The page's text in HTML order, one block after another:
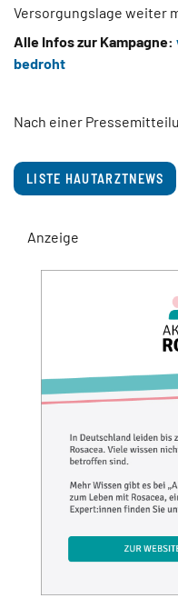
Versorgungslage weiter
Alle Infos zur Kampagne:
bedroht
Nach einer
LISTE HAUTARZTNEWS
Anzeige